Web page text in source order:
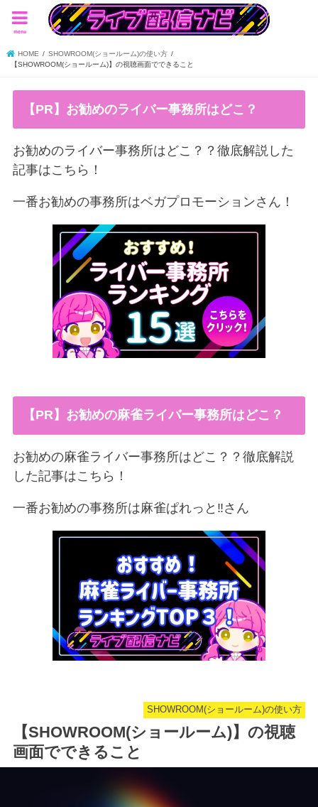
menu
HOME
SHOWROOM(ショールーム)の使い方
【SHOWROOM(ショールーム)】の視聴画面でできること
【PR】お勧めのライバー事務所はどこ？
お勧めのライバー事務所はどこ？？徹底解説した
記事はこちら！
一番お勧めの事務所はベガプロモーションさん！
【PR】お勧めの麻雀ライバー事務所はどこ？
お勧めの麻雀ライバー事務所はどこ？？徹底解説
した記事はこちら！
一番お勧めの事務所は麻雀ぱれっと‼︎さん
SHOWROOM(ショールーム)の使い方
【SHOWROOM(ショールーム)】の視聴
画面でできること